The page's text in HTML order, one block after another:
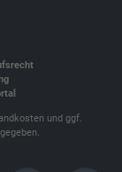
und ggf.